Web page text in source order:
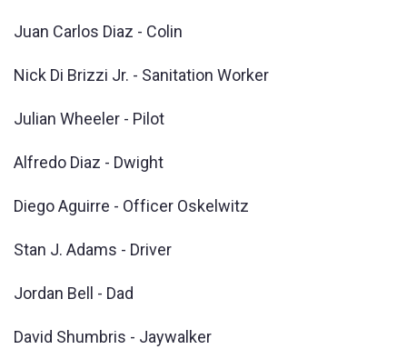
Juan Carlos Diaz - Colin
Nick Di Brizzi Jr. - Sanitation Worker
Julian Wheeler - Pilot
Alfredo Diaz - Dwight
Diego Aguirre - Officer Oskelwitz
Stan J. Adams - Driver
Jordan Bell - Dad
David Shumbris - Jaywalker